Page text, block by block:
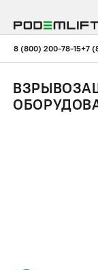
8 (800) 200-78-15+7